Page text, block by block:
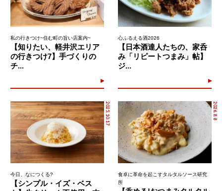
私の行きつけ~住む町の旨い店案内~
【知りたい、軽井沢エリア
の行きつけ7】手づくりの
チ...
心ふるえる酒2026
【日本酒達人たちの、家呑
み「リピートつまみ」帖】
ジ...
2025.10.17
今日、なにつくる?
【シンプル・イズ・ベス
2026.8.8
食卓に革命を起こすタルタルソース研究
所